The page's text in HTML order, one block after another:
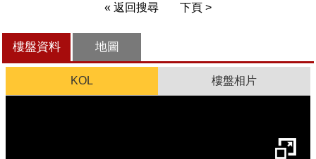
« 返回搜尋 下頁 >
樓盤資料 地圖
KOL 樓盤相片